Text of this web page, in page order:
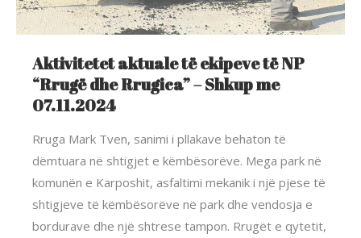
Aktivitetet aktuale të ekipeve të NP
“Rrugë dhe Rrugica” – Shkup me
07.11.2024
Rruga Mark Tven, sanimi i pllakave behaton të
dëmtuara në shtigjet e këmbësorëve. Mega park në
komunën e Karposhit, asfaltimi mekanik i një pjese të
shtigjeve të këmbësorëve në park dhe vendosja e
bordurave dhe një shtrese tampon. Rrugët e qytetit,